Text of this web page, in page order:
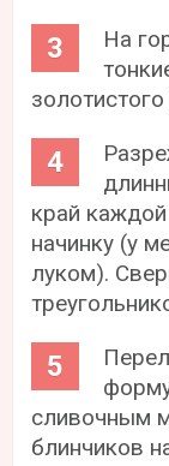
На
край
начинку (у
луком).
сливочным
блинчиков